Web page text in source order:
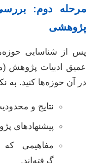
مرحله دوم:
پژوهشی
پس از شناسایی
عمیق ادبیات پژوهش
در آن حوزه‌ها کنید. به
نتایج و
پیشنهادهای
مفاهیمی
گرفته‌اند.